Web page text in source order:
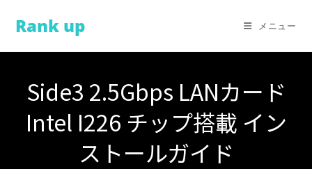
Rank up メニュー
Side3 2.5Gbps LANカード
Intel I226 チップ搭載 イン
ストールガイド